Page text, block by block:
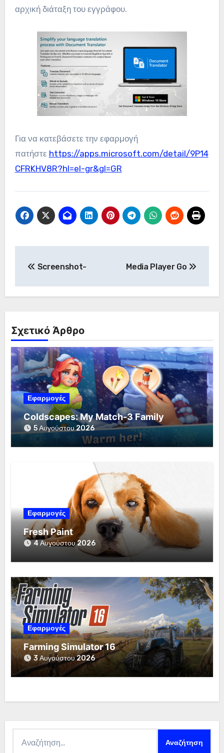
αρχική διάταξη του εγγράφου.
Για να κατεβάσετε την εφαρμογή
πατήστε https://apps.microsoft.com/detail/9P14
CFRKHV8R?hl=el-gr&gl=GR
άρθρων
Screenshot- Media Player Go
Σχετικό Άρθρο
Εφαρμογές
Coldscapes: My Match-3 Family
5 Αυγούστου 2026
Εφαρμογές
Fresh Paint
4 Αυγούστου 2026
Εφαρμογές
Farming Simulator 16
3 Αυγούστου 2026